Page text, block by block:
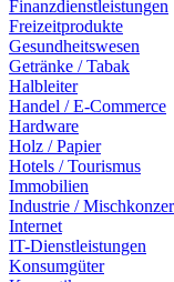
Finanzdienstleistungen
Freizeitprodukte
Gesundheitswesen
Getränke / Tabak
Halbleiter
Handel / E-Commerce
Hardware
Holz / Papier
Hotels / Tourismus
Immobilien
Industrie /
Internet
IT-Dienstleistungen
Konsumgüter